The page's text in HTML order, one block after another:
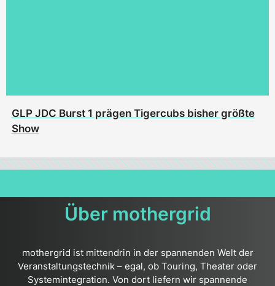
GLP JDC Burst 1 prägen Tigercubs bisher größte
Show
Über mothergrid
mothergrid ist mittendrin in der spannenden Welt der
Veranstaltungstechnik – egal, ob Touring, Theater oder
Systemintegration. Von dort liefern wir spannende